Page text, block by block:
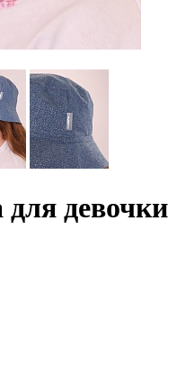
девочки